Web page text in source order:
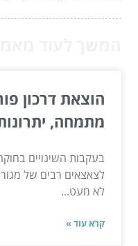
הוצאת דרכון
מתמחה,
לצאצאים רבים של
לא מעט...
קרא עוד »